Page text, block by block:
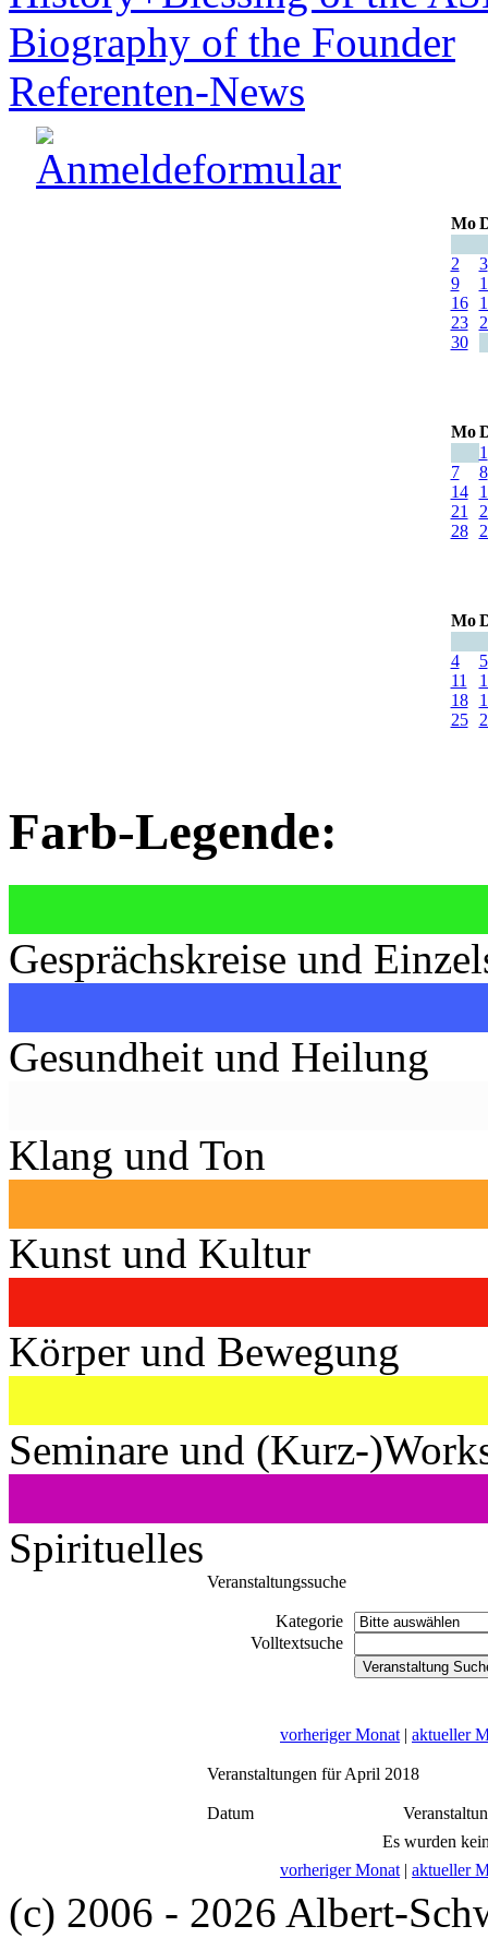
Biography of the Founder
Referenten-News
Mo
2
3
9
16
23
30
Mo
1
7
8
14
21
28
Mo
4
5
11
18
25
Farb-Legende:
Gesprächskreise und
Gesundheit und Heilung
Klang und Ton
Kunst und Kultur
Körper und Bewegung
Seminare und (Kurz-
Spirituelles
Veranstaltungssuche
Kategorie
Volltextsuche
vorheriger Monat | aktueller
Veranstaltungen für April 2018
Datum
Es wurden
vorheriger Monat | aktueller
(c) 2006 - 2026 Albert-